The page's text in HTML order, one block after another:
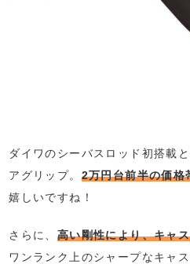
ダイワのシーバスロッド初搭載
アグリップ。 2万円台前半の価格
嬉しいですね！
さらに、 高い剛性により、キャ
ワンランク上のシャープなキャ